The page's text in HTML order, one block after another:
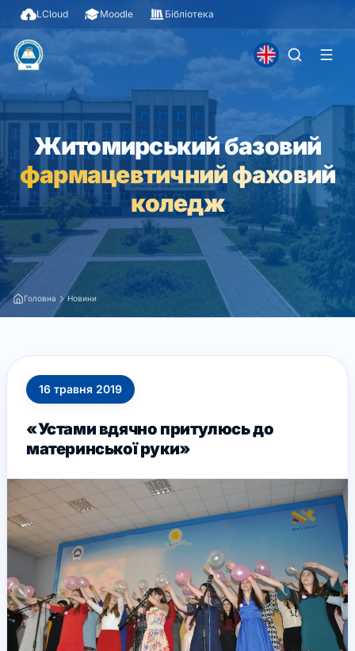
LCloud Moodle Бібліотека
Житомирський базовий
фармацевтичний фаховий
коледж
Головна Новини
16 травня 2019
«Устами вдячно притулюсь до
материнської руки»